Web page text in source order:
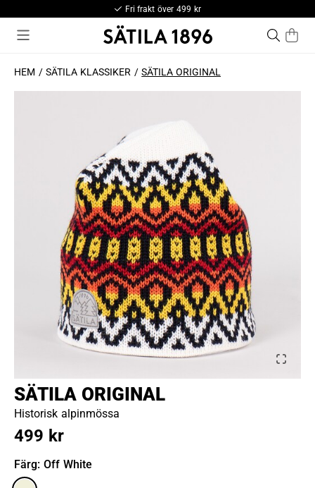
Fri frakt över 499 kr
HEM SÄTILA KLASSIKER SÄTILA ORIGINAL
SÄTILA ORIGINAL
Historisk alpinmössa
499 kr
Färg: Off White